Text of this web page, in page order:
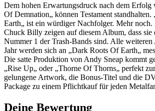
Dem hohen Erwartungsdruck nach dem Erfolg
Of Demnation„ können Testament
Earth„ ist ein würdiger Nachfolger. Mehr noch.
Chuck Billy zeigen auf diesem Album, dass sie
Nummer 1 der Trash-Bands sind. Alle
Jahr werden sich an „Dark Roots Of Earth„
Die satte Produktion von Andy Sneap kommt
„Rise Up„ oder „Thorne Of Thorns„ perfekt
gelungene Artwork, die Bonus-Titel und die
Package zu einem Pflichtkauf für jeden
Deine Bewertung